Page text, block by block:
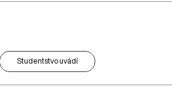
Studentstvo uvádí